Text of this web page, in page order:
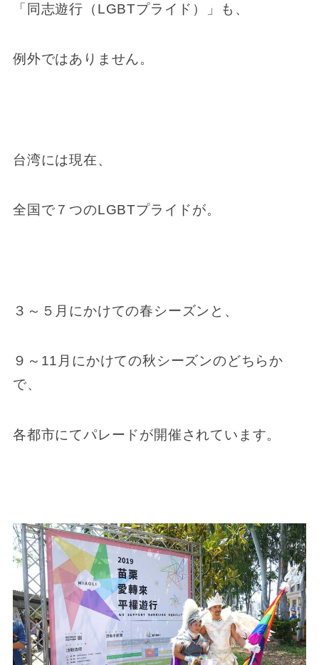
「同志遊行（LGBTプライド）」も、
例外ではありません。
台湾には現在、
全国で７つのLGBTプライドが。
３～５月にかけての春シーズンと、
９～11月にかけての秋シーズンのどちらか
で、
各都市にてパレードが開催されています。